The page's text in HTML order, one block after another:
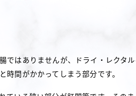
ではありませんが、ドライ・レクタ
時間がかかってしまう部分です。